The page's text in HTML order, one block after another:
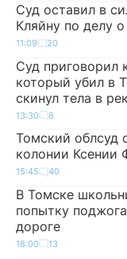
Суд оставил в
Кляйну по делу
11:09 20
Суд приговорил
который убил в
скинул тела в
13:30 8
Томский облсуд
колонии Ксении
15:45 40
В Томске
попытку
дороге
18:00 13